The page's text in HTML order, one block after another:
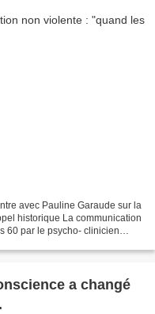
avec Pauline Garaude sur la
historique La communication
60 par le psycho- clinicien
a changé